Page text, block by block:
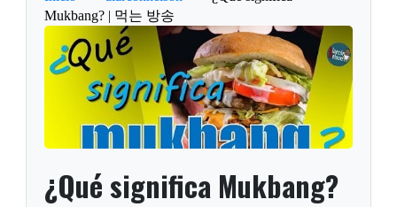
Mukbang? | 먹는 방송
¿Qué significa Mukbang?